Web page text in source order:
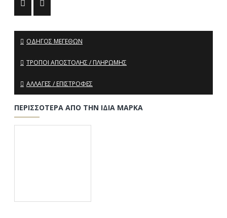
ΟΔΗΓΌΣ ΜΕΓΕΘΏΝ
ΤΡΌΠΟΙ ΑΠΟΣΤΟΛΉΣ / ΠΛΗΡΩΜΉΣ
ΑΛΛΑΓΈΣ / ΕΠΙΣΤΡΟΦΈΣ
ΠΕΡΙΣΣΌΤΕΡΑ ΑΠΌ ΤΗΝ ΊΔΙΑ ΜΆΡΚΑ